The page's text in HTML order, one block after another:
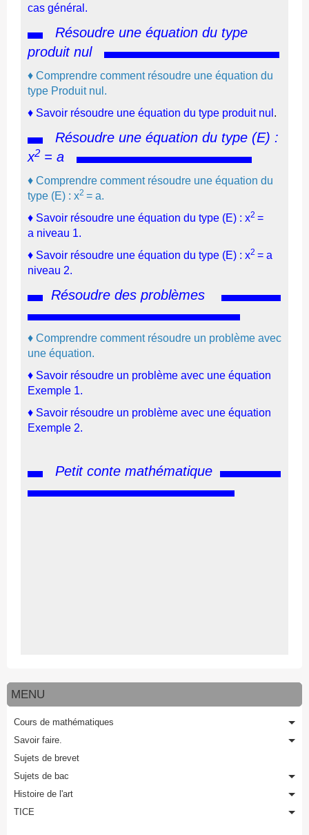
cas général.
Résoudre une équation du type
produit nul
♦ Comprendre comment résoudre une équation du
type Produit nul.
♦ Savoir résoudre une équation du type produit nul .
Résoudre une équation du type (E) :
x2 = a
♦ Comprendre comment résoudre une équation du
type (E) : x2 = a.
♦ Savoir résoudre une équation du type (E) : x2 =
a niveau 1.
♦ Savoir résoudre une équation du type (E) : x2 = a
niveau 2.
Résoudre des problèmes
♦ Comprendre comment résoudre un problème avec
une équation.
♦ Savoir résoudre un problème avec une équation
Exemple 1.
♦ Savoir résoudre un problème avec une équation
Exemple 2.
Petit conte mathématique
MENU
Cours de mathématiques
Savoir faire.
Sujets de brevet
Sujets de bac
Histoire de l'art
TICE